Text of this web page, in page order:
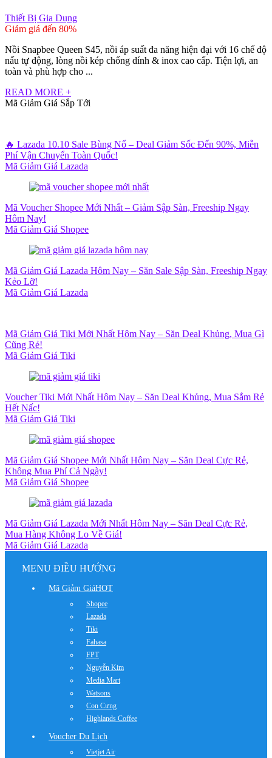
Thiết Bị Gia Dụng
Giảm giá đến 80%
Nồi Snapbee Queen S45, nồi áp suất đa năng hiện đại với 16 chế độ
nấu tự động, lòng nồi kép chống dính & inox cao cấp. Tiện lợi, an
toàn và phù hợp cho ...
READ MORE +
Mã Giảm Giá Sắp Tới
🔥 Lazada 10.10 Sale Bùng Nổ – Deal Giảm Sốc Đến 90%, Miễn
Phí Vận Chuyển Toàn Quốc!
Mã Giảm Giá Lazada
Mã Voucher Shopee Mới Nhất – Giảm Sập Sàn, Freeship Ngay
Hôm Nay!
Mã Giảm Giá Shopee
Mã Giảm Giá Lazada Hôm Nay – Săn Sale Sập Sàn, Freeship Ngay
Kẻo Lỡ!
Mã Giảm Giá Lazada
Mã Giảm Giá Tiki Mới Nhất Hôm Nay – Săn Deal Khủng, Mua Gì
Cũng Rẻ!
Mã Giảm Giá Tiki
Voucher Tiki Mới Nhất Hôm Nay – Săn Deal Khủng, Mua Sắm Rẻ
Hết Nấc!
Mã Giảm Giá Tiki
Mã Giảm Giá Shopee Mới Nhất Hôm Nay – Săn Deal Cực Rẻ,
Không Mua Phí Cả Ngày!
Mã Giảm Giá Shopee
Mã Giảm Giá Lazada Mới Nhất Hôm Nay – Săn Deal Cực Rẻ,
Mua Hàng Không Lo Về Giá!
Mã Giảm Giá Lazada
MENU ĐIỀU HƯỚNG
Mã Giảm GiáHOT
Shopee
Lazada
Tiki
Fahasa
FPT
Nguyễn Kim
Media Mart
Watsons
Con Cưng
Highlands Coffee
Voucher Du Lịch
Vietjet Air